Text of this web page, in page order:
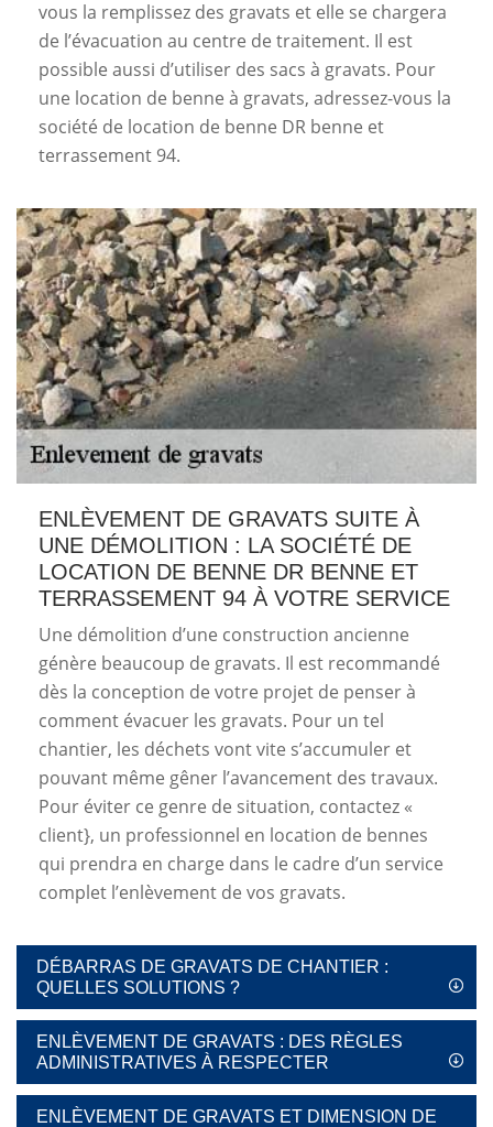
vous la remplissez des gravats et elle se chargera
de l’évacuation au centre de traitement. Il est
possible aussi d’utiliser des sacs à gravats. Pour
une location de benne à gravats, adressez-vous la
société de location de benne DR benne et
terrassement 94.
ENLÈVEMENT DE GRAVATS SUITE À
UNE DÉMOLITION : LA SOCIÉTÉ DE
LOCATION DE BENNE DR BENNE ET
TERRASSEMENT 94 À VOTRE SERVICE
Une démolition d’une construction ancienne
génère beaucoup de gravats. Il est recommandé
dès la conception de votre projet de penser à
comment évacuer les gravats. Pour un tel
chantier, les déchets vont vite s’accumuler et
pouvant même gêner l’avancement des travaux.
Pour éviter ce genre de situation, contactez «
client}, un professionnel en location de bennes
qui prendra en charge dans le cadre d’un service
complet l’enlèvement de vos gravats.
DÉBARRAS DE GRAVATS DE CHANTIER :
QUELLES SOLUTIONS ?
ENLÈVEMENT DE GRAVATS : DES RÈGLES
ADMINISTRATIVES À RESPECTER
ENLÈVEMENT DE GRAVATS ET DIMENSION DE